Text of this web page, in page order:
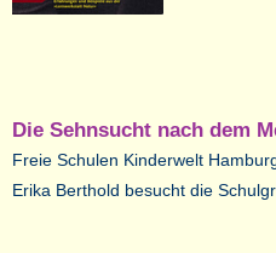
Die Sehnsucht nach dem
Freie Schulen Kinderwelt
Erika Berthold besucht die